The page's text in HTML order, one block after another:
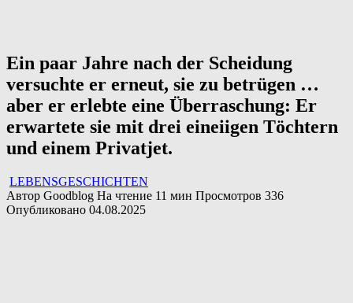
Ein paar Jahre nach der Scheidung
versuchte er erneut, sie zu betrügen …
aber er erlebte eine Überraschung: Er
erwartete sie mit drei eineiigen Töchtern
und einem Privatjet.
LEBENSGESCHICHTEN
Автор Goodblog На чтение 11 мин Просмотров 336
Опубликовано 04.08.2025